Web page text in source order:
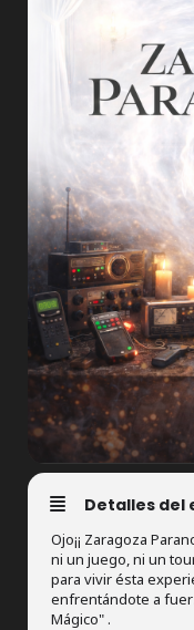
Detalles del
Ojo¡¡ Zaragoza
ni un juego, ni un
para vivir ésta
enfrentándote a
Mágico" .